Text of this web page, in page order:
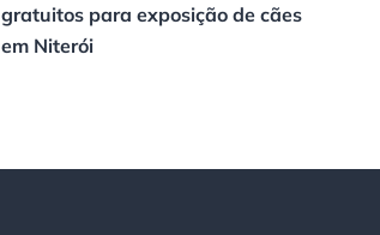
gratuitos para exposição de cães
em Niterói